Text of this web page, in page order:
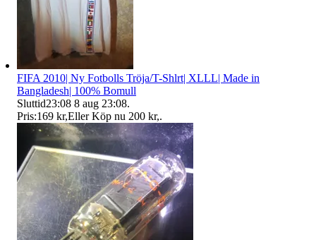
FIFA 2010| Ny Fotbolls Tröja/T-Shlrt| XLLL| Made in
Bangladesh| 100% Bomull
Sluttid23:08 8 aug 23:08.
Pris:169 kr,Eller Köp nu 200 kr,.